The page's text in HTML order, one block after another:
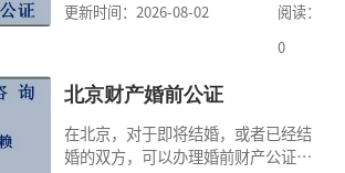
高公证事项的效力，固定证据，但是
很多人不知道在北京办理公证需要多
家，办理公证的时候除了需要按照公
道北京公证需要什么材料,北京公证需
要多少钱？北京公
更新时间：2026-08-02
阅读：
0
北京财产婚前公证
在北京，对于即将结婚，或者已经结
婚的双方，可以办理婚前财产公证，